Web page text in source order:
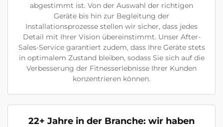
abgestimmt ist. Von der Auswahl der richtigen
Geräte bis hin zur Begleitung der
Installationsprozesse stellen wir sicher, dass jedes
Detail mit Ihrer Vision übereinstimmt. Unser After-
Sales-Service garantiert zudem, dass Ihre Geräte stets
in optimalem Zustand bleiben, sodass Sie sich auf die
Verbesserung der Fitnesserlebnisse Ihrer Kunden
konzentrieren können.
22+ Jahre in der Branche: wir haben